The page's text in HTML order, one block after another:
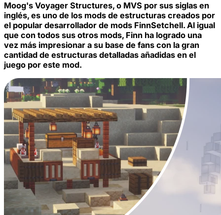
Moog's Voyager Structures, o MVS por sus siglas en
inglés, es uno de los mods de estructuras creados por
el popular desarrollador de mods FinnSetchell. Al igual
que con todos sus otros mods, Finn ha logrado una
vez más impresionar a su base de fans con la gran
cantidad de estructuras detalladas añadidas en el
juego por este mod.